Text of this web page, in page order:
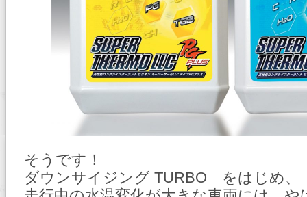
そうです！
ダウンサイジング TURBO をはじめ、